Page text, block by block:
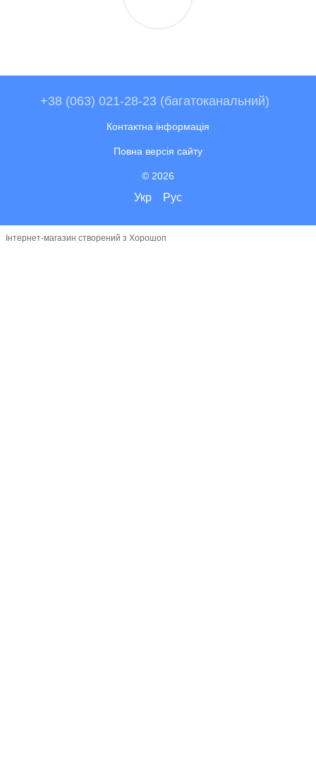
+38 (063) 021-28-23 (багатоканальний)
Контактна інформація
Повна версія сайту
© 2026
Укр Рус
Інтернет-магазин створений з Хорошоп